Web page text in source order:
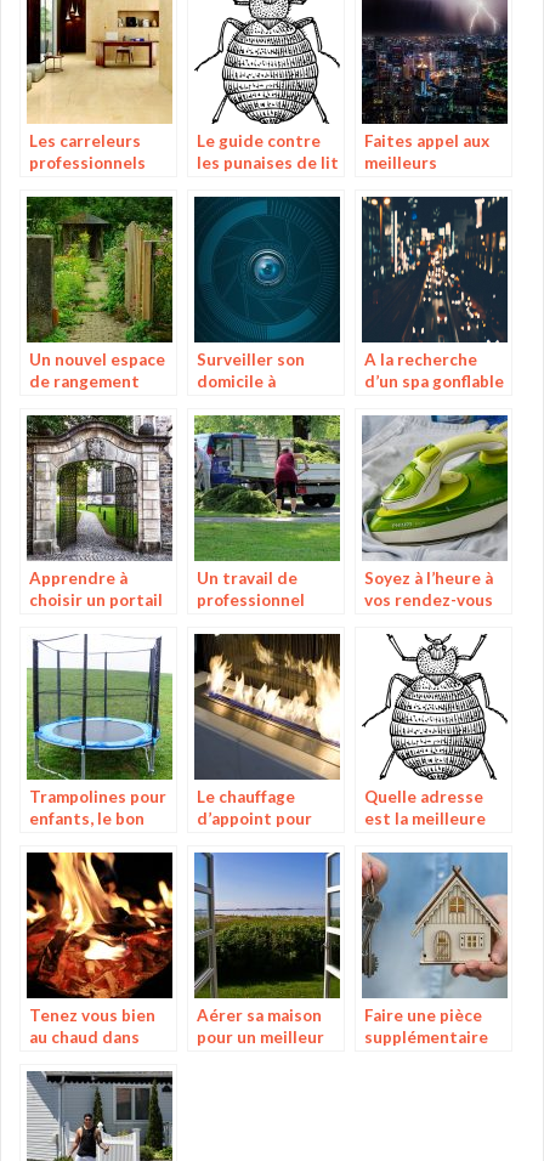
Les carreleurs
professionnels
Le guide contre
les punaises de lit
Faites appel aux
meilleurs
France!
Un nouvel espace
de rangement
Surveiller son
domicile à
une alarme
spéciale
A la recherche
d’un spa gonflable
Apprendre à
choisir un portail
Un travail de
professionnel
débroussailleuse
thermique
Soyez à l’heure à
vos rendez-vous
grâce au
defroisseur
Trampolines pour
enfants, le bon
Le chauffage
d’appoint pour
la maison
Quelle adresse
est la meilleure
contre les
punaises de lit ?
Tenez vous bien
au chaud dans
au brasero !
Aérer sa maison
pour un meilleur
Faire une pièce
supplémentaire